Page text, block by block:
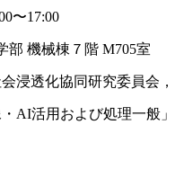
〜17:00
部 機械棟７階 M705室
浸透化協同研究委員会
AI活用および処理一般」